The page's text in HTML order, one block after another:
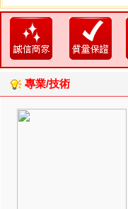
專業/技術